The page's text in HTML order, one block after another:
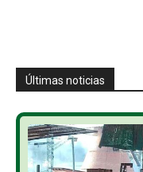
Últimas noticias